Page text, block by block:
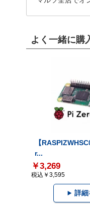
よく一緒に購
【
r...
￥3,269
税込￥3,595
詳細